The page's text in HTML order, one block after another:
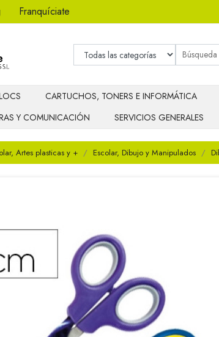
Franquíciate
CARTUCHOS, TONERS E INFORMÁTICA
Y COMUNICACIÓN
SERVICIOS GENERALES
Artes plasticas y + Escolar, Dibujo y Manipulados